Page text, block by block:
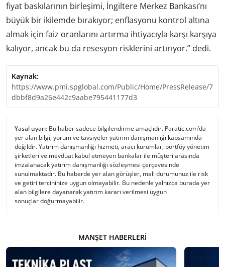
fiyat baskılarının birleşimi, İngiltere Merkez Bankası’nı
büyük bir ikilemde bırakıyor; enflasyonu kontrol altına
almak için faiz oranlarını artırma ihtiyacıyla karşı karşıya
kalıyor, ancak bu da resesyon risklerini artırıyor.” dedi.
Kaynak:
https://www.pmi.spglobal.com/Public/Home/PressRelease/7
dbbf8d9a26e442c9aabe795441177d3
Yasal uyarı: Bu haber sadece bilgilendirme amaçlıdır. Paratic.com’da
yer alan bilgi, yorum ve tavsiyeler yatırım danışmanlığı kapsamında
değildir. Yatırım danışmanlığı hizmeti, aracı kurumlar, portföy yönetim
şirketleri ve mevduat kabul etmeyen bankalar ile müşteri arasında
imzalanacak yatırım danışmanlığı sözleşmesi çerçevesinde
sunulmaktadır. Bu haberde yer alan görüşler, mali durumunuz ile risk
ve getiri tercihinize uygun olmayabilir. Bu nedenle yalnızca burada yer
alan bilgilere dayanarak yatırım kararı verilmesi uygun
sonuçlar doğurmayabilir.
MANŞET HABERLERI